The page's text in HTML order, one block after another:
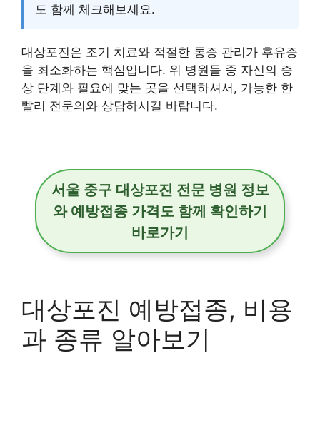
도 함께 체크해보세요.
대상포진은 조기 치료와 적절한 통증 관리가 후유증
을 최소화하는 핵심입니다. 위 병원들 중 자신의 증
상 단계와 필요에 맞는 곳을 선택하셔서, 가능한 한
빨리 전문의와 상담하시길 바랍니다.
서울 중구 대상포진 전문 병원 정보
와 예방접종 가격도 함께 확인하기
바로가기
대상포진 예방접종, 비용
과 종류 알아보기